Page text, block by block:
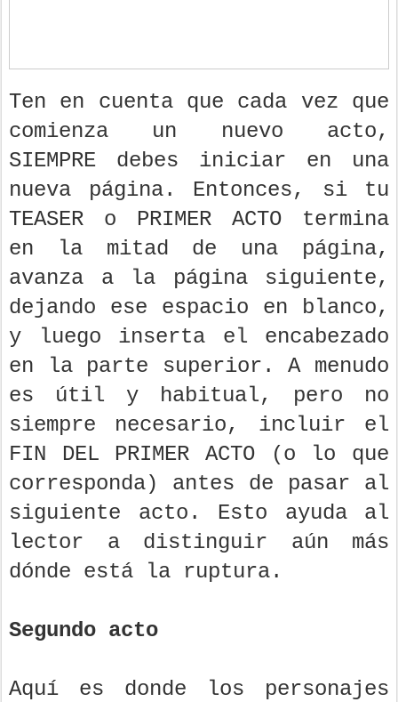
Ten en cuenta que cada vez que
comienza un nuevo acto,
SIEMPRE debes iniciar en una
nueva página. Entonces, si tu
TEASER o PRIMER ACTO termina
en la mitad de una página,
avanza a la página siguiente,
dejando ese espacio en blanco,
y luego inserta el encabezado
en la parte superior. A menudo
es útil y habitual, pero no
siempre necesario, incluir el
FIN DEL PRIMER ACTO (o lo que
corresponda) antes de pasar al
siguiente acto. Esto ayuda al
lector a distinguir aún más
dónde está la ruptura.
Segundo acto
Aquí es donde los personajes